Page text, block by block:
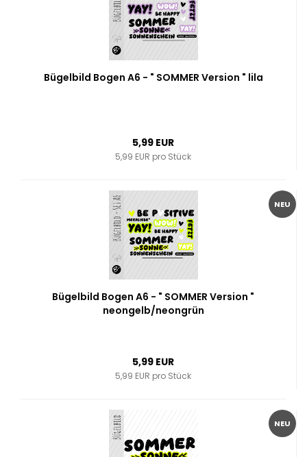
Bügelbild Bogen A6 - " SOMMER Version " lila
5,99 EUR
5,99 EUR pro Stück
NEU
Bügelbild Bogen A6 - " SOMMER Version "
neongelb/neongrün
5,99 EUR
5,99 EUR pro Stück
NEU